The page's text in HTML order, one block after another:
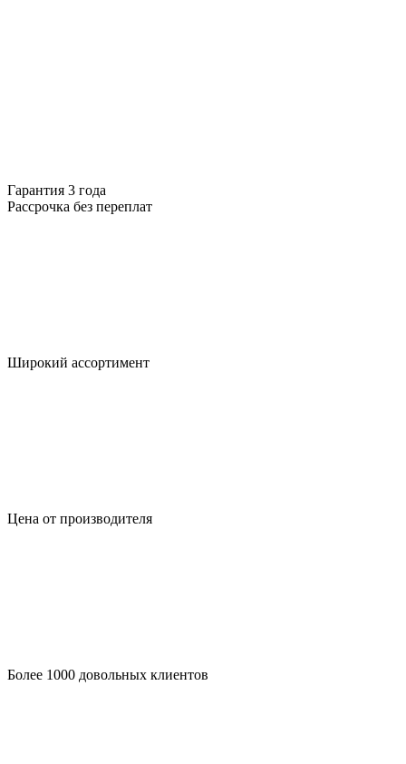
Гарантия 3 года
Рассрочка без переплат
Широкий ассортимент
Цена от производителя
Более 1000 довольных клиентов